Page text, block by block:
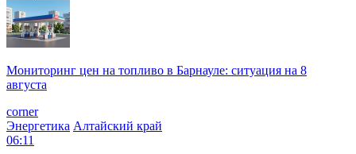
Мониторинг цен на топливо в Барнауле: ситуация на 8
августа
corner
Энергетика Алтайский край
06:11